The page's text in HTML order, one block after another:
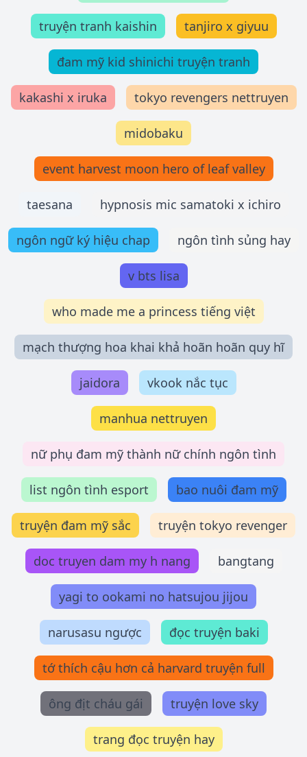
truyện tranh kaishin tanjiro x giyuu
đam mỹ kid shinichi truyện tranh
kakashi x iruka tokyo revengers nettruyen
midobaku
event harvest moon hero of leaf valley
taesana hypnosis mic samatoki x ichiro
ngôn ngữ ký hiệu chap ngôn tình sủng hay
v bts lisa
who made me a princess tiếng việt
mạch thượng hoa khai khả hoãn hoãn quy hĩ
jaidora vkook nắc tục
manhua nettruyen
nữ phụ đam mỹ thành nữ chính ngôn tình
list ngôn tình esport bao nuôi đam mỹ
truyện đam mỹ sắc truyện tokyo revenger
doc truyen dam my h nang bangtang
yagi to ookami no hatsujou jijou
narusasu ngược đọc truyện baki
tớ thích cậu hơn cả harvard truyện full
ông địt cháu gái truyện love sky
trang đọc truyện hay